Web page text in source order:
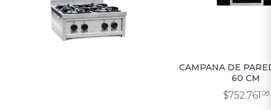
CAMPANA DE
60 CM
$752.761 08